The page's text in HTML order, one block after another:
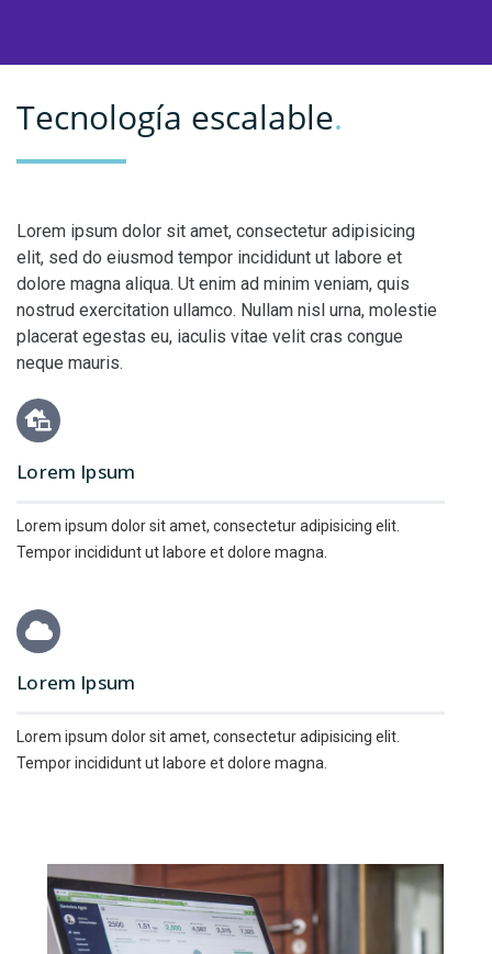
Tecnología escalable.
Lorem ipsum dolor sit amet, consectetur adipisicing
elit, sed do eiusmod tempor incididunt ut labore et
dolore magna aliqua. Ut enim ad minim veniam, quis
nostrud exercitation ullamco. Nullam nisl urna, molestie
placerat egestas eu, iaculis vitae velit cras congue
neque mauris.
Lorem Ipsum
Lorem ipsum dolor sit amet, consectetur adipisicing elit.
Tempor incididunt ut labore et dolore magna.
Lorem Ipsum
Lorem ipsum dolor sit amet, consectetur adipisicing elit.
Tempor incididunt ut labore et dolore magna.